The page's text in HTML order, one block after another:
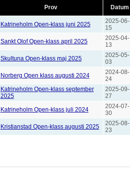
Prov Datum
Katrineholm Open-klass juni 2025
2025-06-
15
Sankt Olof Open-klass april 2025
2025-04-
13
Skultuna Open-klass maj 2025
2025-05-
03
Norberg Open klass augusti 2024
2024-08-
24
Katrineholm Open-klass september
2025
2025-09-
27
Katrineholm Open-klass juli 2024
2024-07-
30
Kristianstad Open-klass augusti 2025
2025-08-
23